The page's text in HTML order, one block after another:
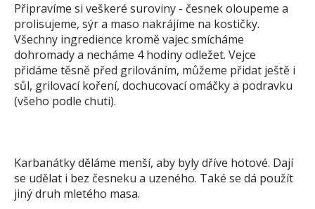
Připravíme si veškeré suroviny - česnek oloupeme a
prolisujeme, sýr a maso nakrájíme na kostičky.
Všechny ingredience kromě vajec smícháme
dohromady a necháme 4 hodiny odležet. Vejce
přidáme těsně před grilováním, můžeme přidat ještě i
sůl, grilovací koření, dochucovací omáčky a podravku
(všeho podle chuti).
Karbanátky děláme menší, aby byly dříve hotové. Dají
se udělat i bez česneku a uzeného. Také se dá použít
jiný druh mletého masa.